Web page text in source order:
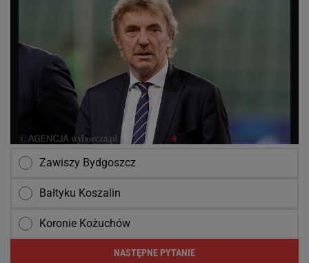
Zawiszy Bydgoszcz
Bałtyku Koszalin
Koronie Kożuchów
NASTĘPNE PYTANIE